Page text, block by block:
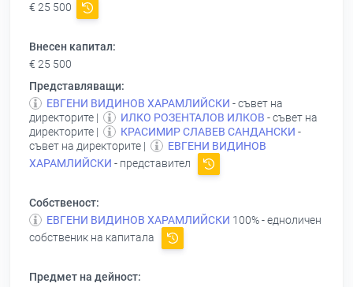
€ 25 500
Внесен капитал:
€ 25 500
Представляващи:
ЕВГЕНИ ВИДИНОВ ХАРАМЛИЙСКИ - съвет на
директорите |
ИЛКО РОЗЕНТАЛОВ ИЛКОВ - съвет на
директорите |
КРАСИМИР СЛАВЕВ САНДАНСКИ -
съвет на директорите |
ЕВГЕНИ ВИДИНОВ
ХАРАМЛИЙСКИ - представител
Собственост:
ЕВГЕНИ ВИДИНОВ ХАРАМЛИЙСКИ 100% - едноличен
собственик на капитала
Предмет на дейност: